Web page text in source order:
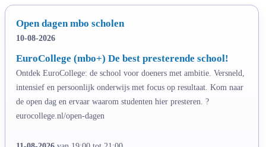
Open dagen mbo scholen
10-08-2026
EuroCollege (mbo+) De best presterende school!
Ontdek EuroCollege: de school voor doeners met ambitie. Versneld,
intensief en persoonlijk onderwijs met focus op resultaat. Kom naar
de open dag en ervaar waarom studenten hier presteren. ?
eurocollege.nl/open-dagen